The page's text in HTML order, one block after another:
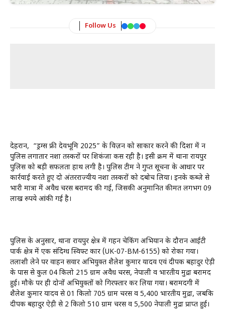
Follow Us
देहरादून, “ड्रग्स फ्री देवभूमि 2025” के विज़न को साकार करने की दिशा में दून
पुलिस लगातार नशा तस्करों पर शिकंजा कस रही है। इसी क्रम में थाना रायपुर
पुलिस को बड़ी सफलता हाथ लगी है। पुलिस टीम ने गुप्त सूचना के आधार पर
कार्रवाई करते हुए दो अंतरराज्यीय नशा तस्करों को दबोच लिया। इनके कब्जे से
भारी मात्रा में अवैध चरस बरामद की गई, जिसकी अनुमानित कीमत लगभग 09
लाख रुपये आंकी गई है।
पुलिस के अनुसार, थाना रायपुर क्षेत्र में गहन चेकिंग अभियान के दौरान आईटी
पार्क क्षेत्र में एक संदिग्ध स्विफ्ट कार (UK-07-BM-6155) को रोका गया।
तलाशी लेने पर वाहन सवार अभियुक्त शैलेश कुमार यादव एवं दीपक बहादुर ऐड़ी
के पास से कुल 04 किलो 215 ग्राम अवैध चरस, नेपाली व भारतीय मुद्रा बरामद
हुई। मौके पर ही दोनों अभियुक्तों को गिरफ्तार कर लिया गया। बरामदगी में
शैलेश कुमार यादव से 01 किलो 705 ग्राम चरस व ₹5,400 भारतीय मुद्रा, जबकि
दीपक बहादुर ऐड़ी से 2 किलो 510 ग्राम चरस व ₹5,500 नेपाली मुद्रा प्राप्त हुई।